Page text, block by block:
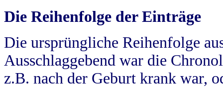
Die Reihenfolge der Einträge
Die ursprüngliche Reihenfolge
Ausschlaggebend war die
z.B. nach der Geburt krank war,